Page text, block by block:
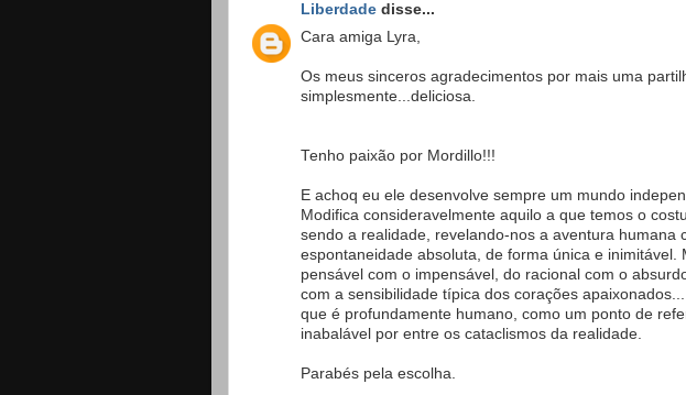
Liberdade disse...
Cara amiga Lyra,
Os meus sinceros agradecimentos por mais uma
simplesmente...deliciosa.
Tenho paixão por Mordillo!!!
E achoq eu ele desenvolve sempre um mundo
Modifica consideravelmente aquilo a que temos o
sendo a realidade, revelando-nos a aventura humana
espontaneidade absoluta, de forma única e inimitável.
pensável com o impensável, do racional com o
com a sensibilidade típica dos corações
que é profundamente humano, como um ponto de
inabalável por entre os cataclismos da realidade.
Parabés pela escolha.